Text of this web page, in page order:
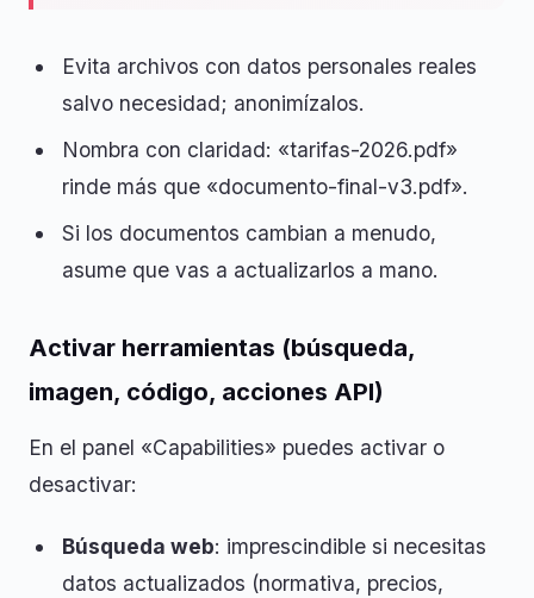
Evita archivos con datos personales reales
salvo necesidad; anonimízalos.
Nombra con claridad: «tarifas-2026.pdf»
rinde más que «documento-final-v3.pdf».
Si los documentos cambian a menudo,
asume que vas a actualizarlos a mano.
Activar herramientas (búsqueda,
imagen, código, acciones API)
En el panel «Capabilities» puedes activar o
desactivar:
Búsqueda web: imprescindible si necesitas
datos actualizados (normativa, precios,